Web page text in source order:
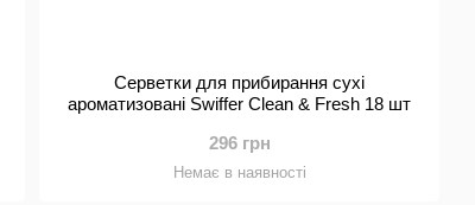
Серветки для прибирання сухі
ароматизовані Swiffer Clean & Fresh 18 шт
296 грн
Немає в наявності